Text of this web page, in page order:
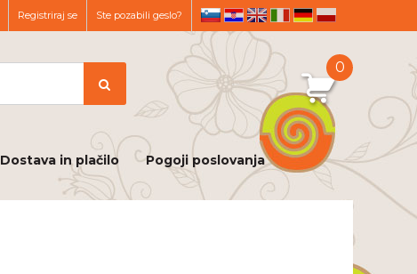
sl hr en de pl
Registriraj se Ste pozabili geslo?
0
Dostava in plačilo Pogoji poslovanja